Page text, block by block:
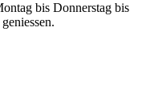
bis Donnerstag bis